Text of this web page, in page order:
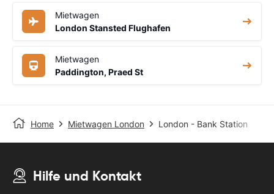
Mietwagen
London Stansted Flughafen
Mietwagen
Paddington, Praed St
Home Mietwagen London London - Bank Station
Hilfe und Kontakt